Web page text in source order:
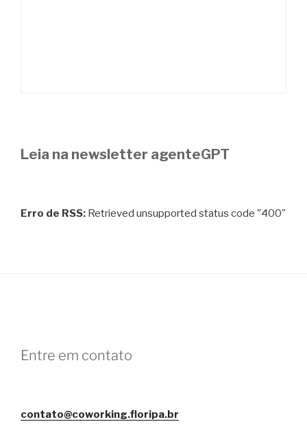
Leia na newsletter agenteGPT
Erro de RSS: Retrieved unsupported status code "400"
Entre em contato
contato@coworking.floripa.br